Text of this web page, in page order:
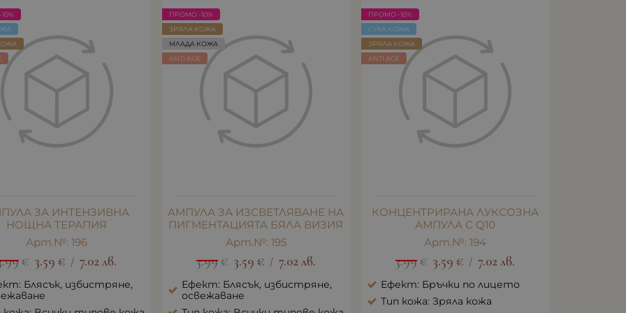
ЗА ИНТЕНЗИВНА
НОЩНА ТЕРАПИЯ
Арт.№: 196
€ 3.59 € / 7.02лв.
Блясък, избистряне,
АМПУЛА ЗА ИЗСВЕТЛЯВАНЕ НА
ПИГМЕНТАЦИЯТА БЯЛА ВИЗИЯ
Арт.№: 195
3.99 € 3.59 € / 7.02лв.
Ефект: Блясък, избистряне,
освежаване
ПРОМО -10%
ЗРЯЛА КОЖА
МЛАДА КОЖА
ANTI AGE
КОНЦЕНТРИРАНА ЛУКСОЗНА
АМПУЛА С Q10
Арт.№: 194
3.99 € 3.59 € / 7.02лв.
Ефект: Бръчки по лицето
Тип кожа: Зряла кожа
ПРОМО -10%
СУХА КОЖА
ЗРЯЛА КОЖА
ANTI AGE